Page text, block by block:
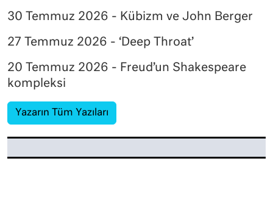
30 Temmuz 2026 - Kübizm ve John Berger
27 Temmuz 2026 - ‘Deep Throat’
20 Temmuz 2026 - Freud’un Shakespeare
kompleksi
Yazarın Tüm Yazıları